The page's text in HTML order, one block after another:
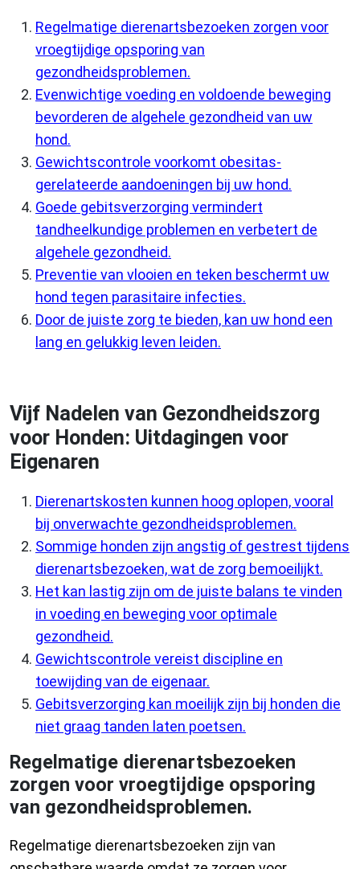
Regelmatige dierenartsbezoeken zorgen voor
vroegtijdige opsporing van
gezondheidsproblemen.
Evenwichtige voeding en voldoende beweging
bevorderen de algehele gezondheid van uw
hond.
Gewichtscontrole voorkomt obesitas-
gerelateerde aandoeningen bij uw hond.
Goede gebitsverzorging vermindert
tandheelkundige problemen en verbetert de
algehele gezondheid.
Preventie van vlooien en teken beschermt uw
hond tegen parasitaire infecties.
Door de juiste zorg te bieden, kan uw hond een
lang en gelukkig leven leiden.
Vijf Nadelen van Gezondheidszorg
voor Honden: Uitdagingen voor
Eigenaren
Dierenartskosten kunnen hoog oplopen, vooral
bij onverwachte gezondheidsproblemen.
Sommige honden zijn angstig of gestrest tijdens
dierenartsbezoeken, wat de zorg bemoeilijkt.
Het kan lastig zijn om de juiste balans te vinden
in voeding en beweging voor optimale
gezondheid.
Gewichtscontrole vereist discipline en
toewijding van de eigenaar.
Gebitsverzorging kan moeilijk zijn bij honden die
niet graag tanden laten poetsen.
Regelmatige dierenartsbezoeken
zorgen voor vroegtijdige opsporing
van gezondheidsproblemen.
Regelmatige dierenartsbezoeken zijn van